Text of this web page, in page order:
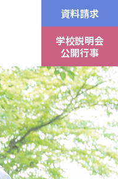
資料請求
学校説明会
公開行事